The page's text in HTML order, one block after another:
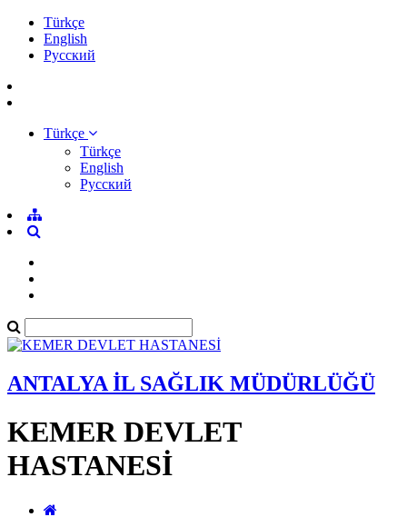
Türkçe
English
Pусский
Türkçe
Türkçe
English
Pусский
ANTALYA İL SAĞLIK MÜDÜRLÜĞÜ
KEMER DEVLET
HASTANESİ